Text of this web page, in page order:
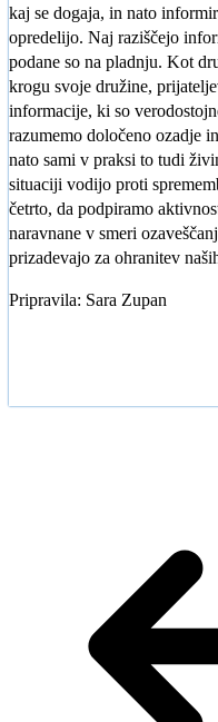
kaj se dogaja, in nato
opredelijo. Naj raziščejo
podane so na pladnju. Kot
krogu svoje družine,
informacije, ki so
razumemo določeno ozadje
nato sami v praksi to tudi
situaciji vodijo proti
četrto, da podpiramo
naravnane v smeri
prizadevajo za ohranitev
Pripravila: Sara Zupan